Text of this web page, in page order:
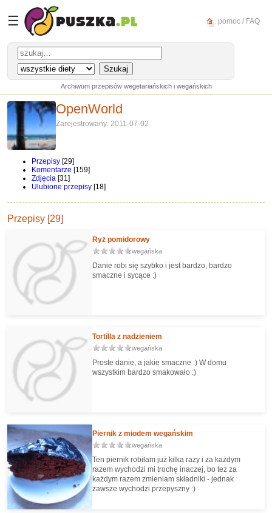
☰ pomoc / FAQ
Archiwum przepisów wegetariańskich i wegańskich
OpenWorld
Zarejestrowany: 2011-07-02
Przepisy [29]
Komentarze [159]
Zdjęcia [31]
Ulubione przepisy [18]
Przepisy [29]
Ryż pomidorowy
wegańska
Danie robi się szybko i jest bardzo, bardzo
smaczne i sycące :)
Tortilla z nadzieniem
wegańska
Proste danie, a jakie smaczne :) W domu
wszystkim bardzo smakowało :)
Piernik z miodem wegańskim
wegańska
Ten piernik robiłam już kilka razy i za każdym
razem wychodzi mi trochę inaczej, bo tez za
każdym razem zmieniam składniki - jednak
zawsze wychodzi przepyszny :)